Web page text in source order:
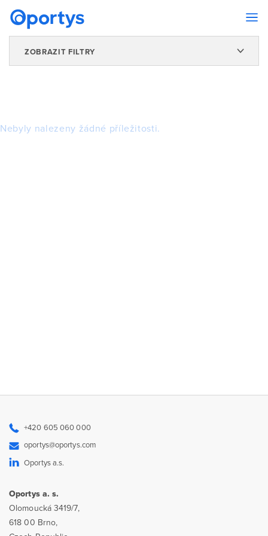
ZOBRAZIT FILTRY
Nebyly nalezeny žádné příležitosti.
+420 605 060 000
oportys@oportys.com
Oportys a.s.
Oportys a. s.
Olomoucká 3419/7,
618 00 Brno,